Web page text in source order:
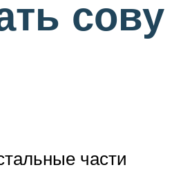
сову
части